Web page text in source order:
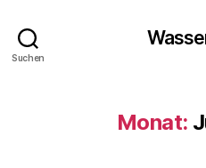
Suchen
Monat: